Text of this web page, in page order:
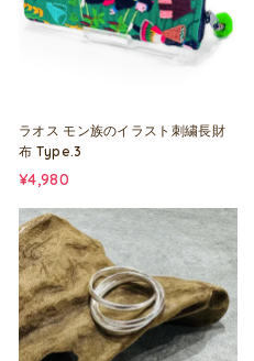
ラオス モン族のイラスト刺繍長財
布 Type.3
¥4,980